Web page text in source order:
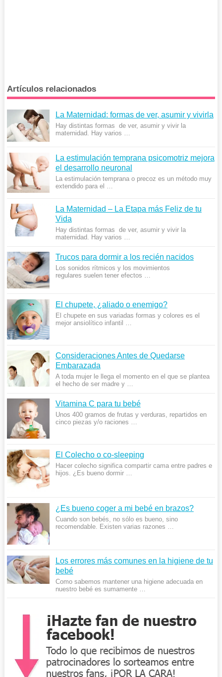
Artículos relacionados
La Maternidad: formas de ver, asumir y vivirla
Hay distintas formas de ver, asumir y vivir la
maternidad. Hay varios …
La estimulación temprana psicomotriz mejora
el desarrollo neuronal
La estimulación temprana o precoz es un método muy
extendido para el …
La Maternidad – La Etapa más Feliz de tu
Vida
Hay distintas formas de ver, asumir y vivir la
maternidad. Hay varios …
Trucos para dormir a los recién nacidos
Los sonidos rítmicos y los movimientos
regulares suelen tener efectos …
El chupete, ¿aliado o enemigo?
El chupete en sus variadas formas y colores es el
mejor ansiolítico infantil …
Consideraciones Antes de Quedarse
Embarazada
A toda mujer le llega el momento en el que se plantea
el hecho de ser madre y …
Vitamina C para tu bebé
Unos 400 gramos de frutas y verduras, repartidos en
cinco piezas y/o raciones …
El Colecho o co-sleeping
Hacer colecho significa compartir cama entre padres e
hijos. ¿Es bueno dormir …
¿Es bueno coger a mi bebé en brazos?
Cuando son bebés, no sólo es bueno, sino
recomendable. Existen varias razones …
Los errores más comunes en la higiene de tu
bebé
Como sabemos mantener una higiene adecuada en
nuestro bebé es sumamente …